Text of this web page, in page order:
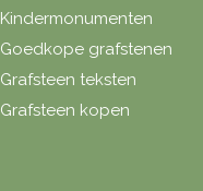
Kindermonumenten
Goedkope grafstenen
Grafsteen teksten
Grafsteen kopen